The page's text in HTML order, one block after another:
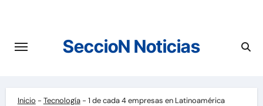
contenido
SeccioN Noticias
Inicio - Tecnología- 1 de cada 4 empresas en Latinoamérica